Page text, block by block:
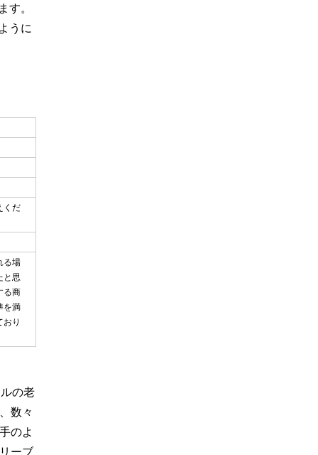
。
うに
くだ
る場
と思
る商
を満
り
の老
数々
のよ
ーブ